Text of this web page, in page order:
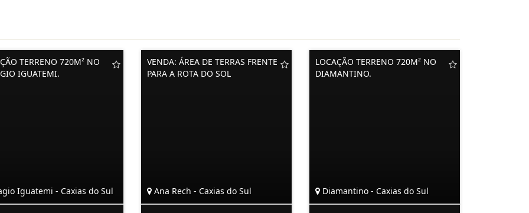
TERRENO 720M² NO
IGUATEMI.
Iguatemi - Caxias do Sul
VENDA: ÁREA DE TERRAS FRENTE
PARA A ROTA DO SOL
Ana Rech - Caxias do Sul
LOCAÇÃO TERRENO 720M² NO
DIAMANTINO.
Diamantino - Caxias do Sul